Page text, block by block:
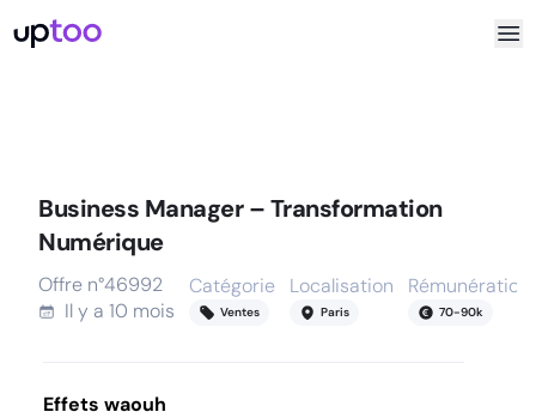
Business Manager – Transformation
Numérique
Offre n°46992
Il y a 10 mois
Catégorie
Ventes
Localisation
Paris
Rémunération
70-90k
Effets waouh